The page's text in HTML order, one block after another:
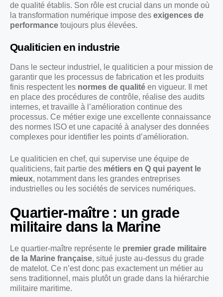
de qualité établis. Son rôle est crucial dans un monde où
la transformation numérique impose des exigences de
performance toujours plus élevées.
Qualiticien en industrie
Dans le secteur industriel, le qualiticien a pour mission de
garantir que les processus de fabrication et les produits
finis respectent les normes de qualité en vigueur. Il met
en place des procédures de contrôle, réalise des audits
internes, et travaille à l’amélioration continue des
processus. Ce métier exige une excellente connaissance
des normes ISO et une capacité à analyser des données
complexes pour identifier les points d’amélioration.
Le qualiticien en chef, qui supervise une équipe de
qualiticiens, fait partie des métiers en Q qui payent le
mieux, notamment dans les grandes entreprises
industrielles ou les sociétés de services numériques.
Quartier-maître : un grade
militaire dans la Marine
Le quartier-maître représente le premier grade militaire
de la Marine française, situé juste au-dessus du grade
de matelot. Ce n’est donc pas exactement un métier au
sens traditionnel, mais plutôt un grade dans la hiérarchie
militaire maritime.